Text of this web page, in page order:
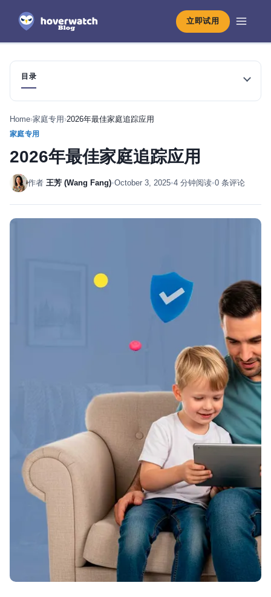
立即试用
目录
Home›家庭专用 ›2026年最佳家庭追踪应用
家庭专用
2026年最佳家庭追踪应用
作者 王芳 (Wang Fang)•October 3, 2025•4 分钟阅读•0 条评论